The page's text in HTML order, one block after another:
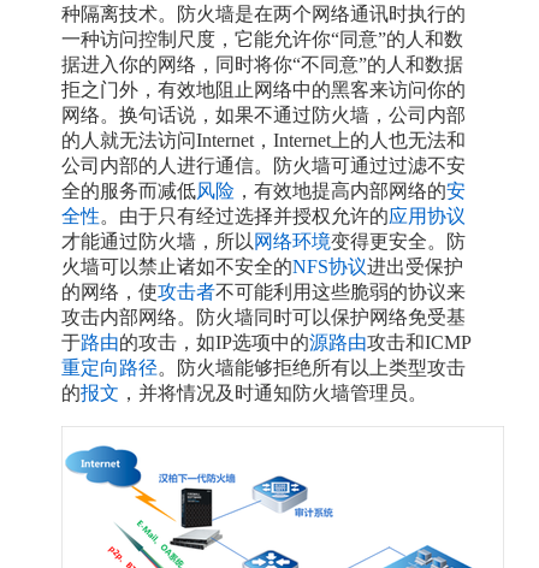
种隔离技术。防火墙是在两个网络通讯时执行的
一种访问控制尺度，它能允许你“同意”的人和数
据进入你的网络，同时将你“不同意”的人和数据
拒之门外，有效地阻止网络中的黑客来访问你的
网络。换句话说，如果不通过防火墙，公司内部
的人就无法访问Internet，Internet上的人也无法和
公司内部的人进行通信。
防火墙可通过过滤不安
全的服务而减低风险 ，有效地提高内部网络的安
全性。由于只有经过选择并授权允许的应用协议
才能通过防火墙，所以 网络环境变得更安全。防
火墙可以禁止诸如不安全的NFS协议进出受保护
的网络，使攻击者不可能利用这些脆弱的协议来
攻击内部网络。防火墙同时可以保护网络免受基
于路由的攻击，如IP选项中的源路由攻击和ICMP
重定向路径。防火墙能够拒绝所有以上类型攻击
的报文 ，并将情况及时通知防火墙管理员。